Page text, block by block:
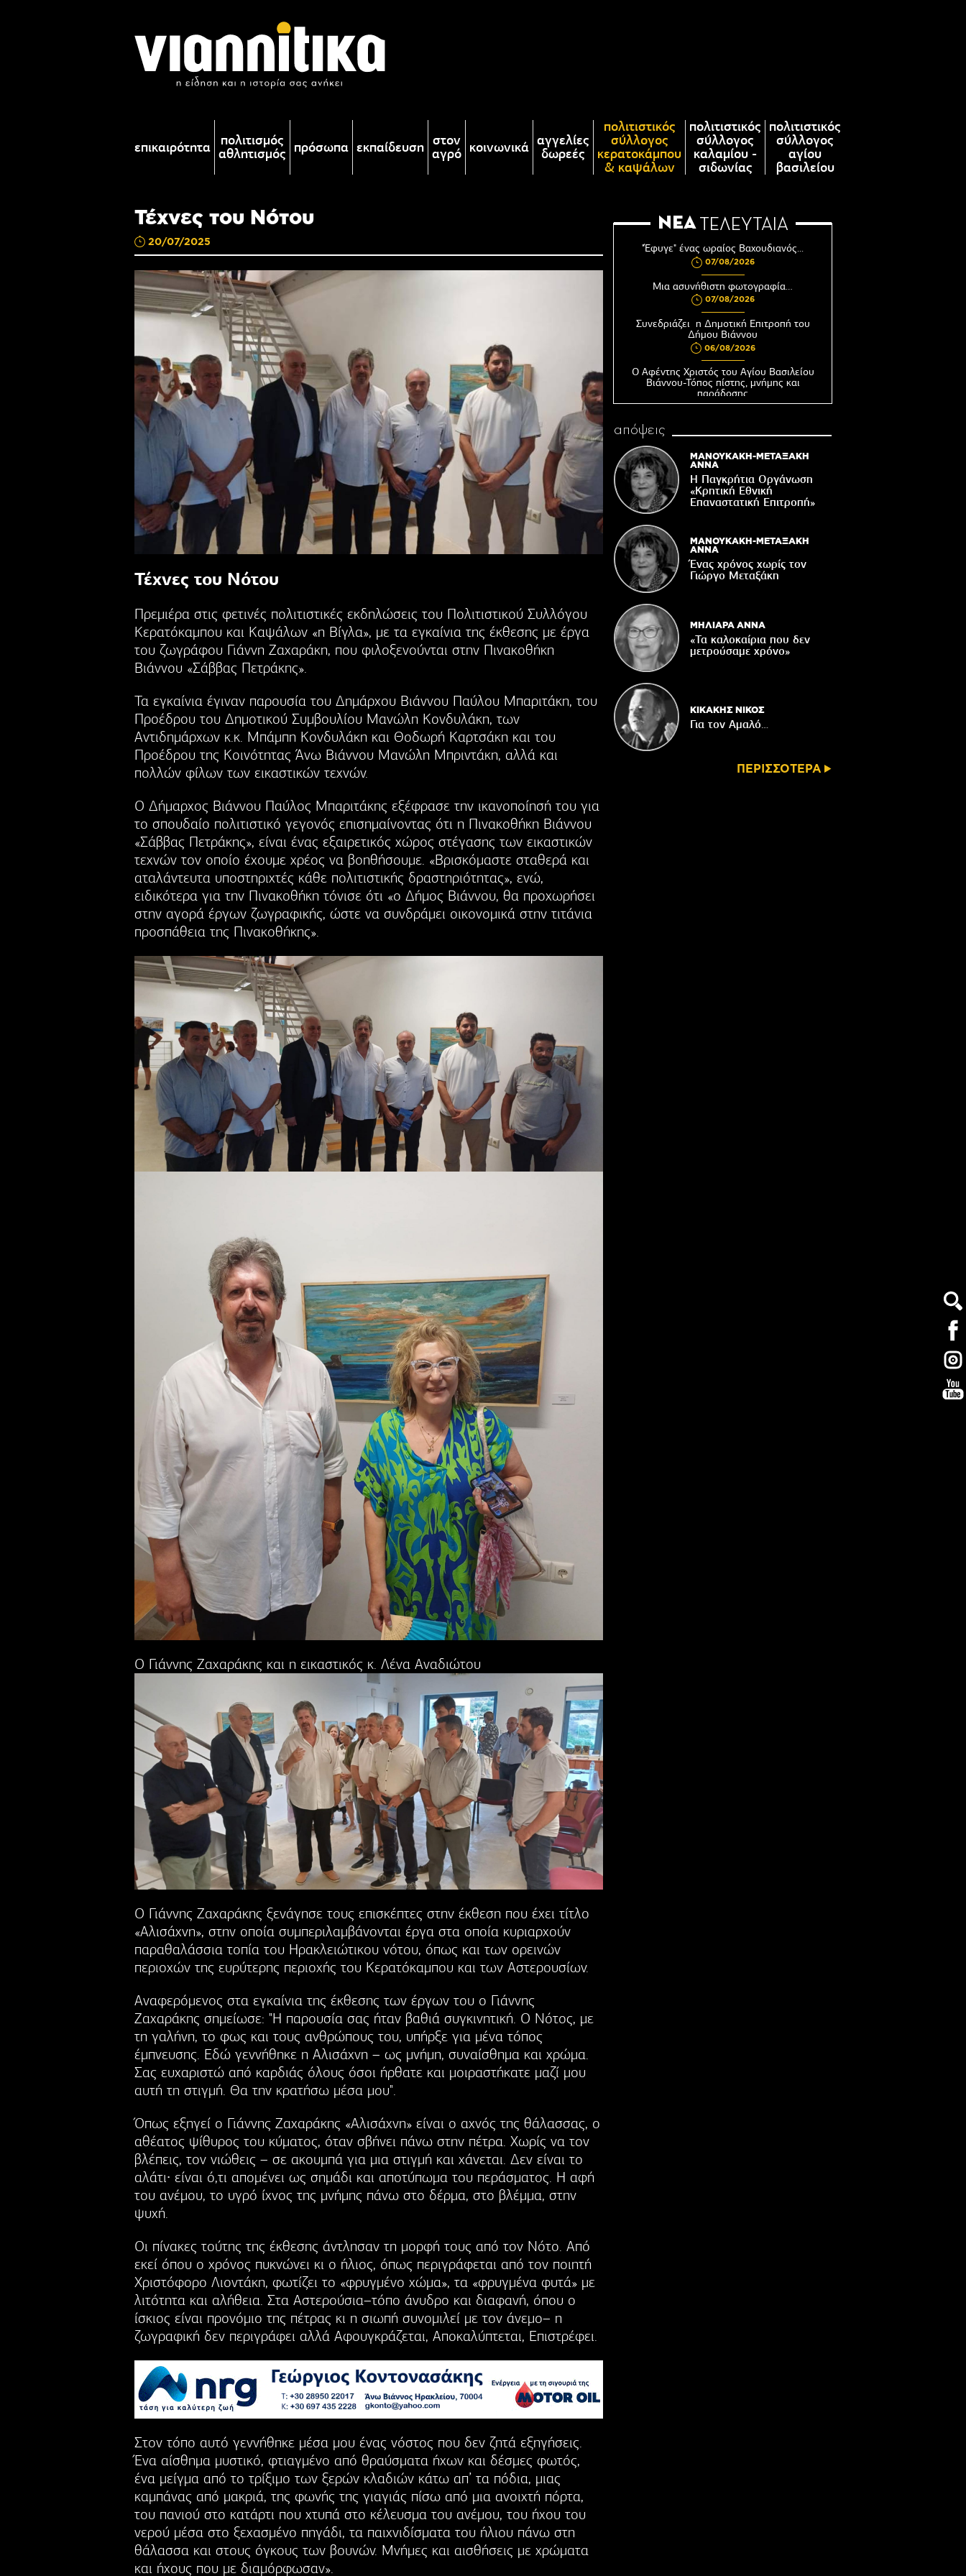
επικαιρότητα πολιτισμός
αθλητισμός πρόσωπα εκπαίδευση στον
αγρό κοινωνικά αγγελίες
δωρεές
πολιτιστικός
σύλλογος
κερατοκάμπου
& καψάλων
πολιτιστικός
σύλλογος
καλαμίου -
σιδωνίας
πολιτιστικός
σύλλογος
αγίου
βασιλείου
Τέχνες του Νότου
20/07/2025
Τέχνες του Νότου
Πρεμιέρα στις φετινές πολιτιστικές εκδηλώσεις του Πολιτιστικού Συλλόγου
Κερατόκαμπου και Καψάλων «η Βίγλα», με τα εγκαίνια της έκθεσης με έργα
του ζωγράφου Γιάννη Ζαχαράκη, που φιλοξενούνται στην Πινακοθήκη
Βιάννου «Σάββας Πετράκης».
Τα εγκαίνια έγιναν παρουσία του Δημάρχου Βιάννου Παύλου Μπαριτάκη, του
Προέδρου του Δημοτικού Συμβουλίου Μανώλη Κονδυλάκη, των
Αντιδημάρχων κ.κ. Μπάμπη Κονδυλάκη και Θοδωρή Καρτσάκη και του
Προέδρου της Κοινότητας Άνω Βιάννου Μανώλη Μπριντάκη, αλλά και
πολλών φίλων των εικαστικών τεχνών.
Ο Δήμαρχος Βιάννου Παύλος Μπαριτάκης εξέφρασε την ικανοποίησή του για
το σπουδαίο πολιτιστικό γεγονός επισημαίνοντας ότι η Πινακοθήκη Βιάννου
«Σάββας Πετράκης», είναι ένας εξαιρετικός χώρος στέγασης των εικαστικών
τεχνών τον οποίο έχουμε χρέος να βοηθήσουμε. «Βρισκόμαστε σταθερά και
αταλάντευτα υποστηριχτές κάθε πολιτιστικής δραστηριότητας», ενώ,
ειδικότερα για την Πινακοθήκη τόνισε ότι «ο Δήμος Βιάννου, θα προχωρήσει
στην αγορά έργων ζωγραφικής, ώστε να συνδράμει οικονομικά στην τιτάνια
προσπάθεια της Πινακοθήκης».
Ο Γιάννης Ζαχαράκης και η εικαστικός κ. Λένα Αναδιώτου
Ο Γιάννης Ζαχαράκης ξενάγησε τους επισκέπτες στην έκθεση που έχει τίτλο
«Αλισάχνη», στην οποία συμπεριλαμβάνονται έργα στα οποία κυριαρχούν
παραθαλάσσια τοπία του Ηρακλειώτικου νότου, όπως και των ορεινών
περιοχών της ευρύτερης περιοχής του Κερατόκαμπου και των Αστερουσίων.
Αναφερόμενος στα εγκαίνια της έκθεσης των έργων του ο Γιάννης
Ζαχαράκης σημείωσε: "Η παρουσία σας ήταν βαθιά συγκινητική. Ο Νότος, με
τη γαλήνη, το φως και τους ανθρώπους του, υπήρξε για μένα τόπος
έμπνευσης. Εδώ γεννήθηκε η Αλισάχνη – ως μνήμη, συναίσθημα και χρώμα.
Σας ευχαριστώ από καρδιάς όλους όσοι ήρθατε και μοιραστήκατε μαζί μου
αυτή τη στιγμή. Θα την κρατήσω μέσα μου".
Όπως εξηγεί ο Γιάννης Ζαχαράκης «Αλισάχνη» είναι ο αχνός της θάλασσας, ο
αθέατος ψίθυρος του κύματος, όταν σβήνει πάνω στην πέτρα. Χωρίς να τον
βλέπεις, τον νιώθεις – σε ακουμπά για μια στιγμή και χάνεται. Δεν είναι το
αλάτι∙ είναι ό,τι απομένει ως σημάδι και αποτύπωμα του περάσματος. Η αφή
του ανέμου, το υγρό ίχνος της μνήμης πάνω στο δέρμα, στο βλέμμα, στην
ψυχή.
Οι πίνακες τούτης της έκθεσης άντλησαν τη μορφή τους από τον Νότο. Από
εκεί όπου ο χρόνος πυκνώνει κι ο ήλιος, όπως περιγράφεται από τον ποιητή
Χριστόφορο Λιοντάκη, φωτίζει το «φρυγμένο χώμα», τα «φρυγμένα φυτά» με
λιτότητα και αλήθεια. Στα Αστερούσια–τόπο άνυδρο και διαφανή, όπου ο
ίσκιος είναι προνόμιο της πέτρας κι η σιωπή συνομιλεί με τον άνεμο– η
ζωγραφική δεν περιγράφει αλλά Αφουγκράζεται, Αποκαλύπτεται, Επιστρέφει.
Στον τόπο αυτό γεννήθηκε μέσα μου ένας νόστος που δεν ζητά εξηγήσεις.
Ένα αίσθημα μυστικό, φτιαγμένο από θραύσματα ήχων και δέσμες φωτός,
ένα μείγμα από το τρίξιμο των ξερών κλαδιών κάτω απ’ τα πόδια, μιας
καμπάνας από μακριά, της φωνής της γιαγιάς πίσω από μια ανοιχτή πόρτα,
του πανιού στο κατάρτι που χτυπά στο κέλευσμα του ανέμου, του ήχου του
νερού μέσα στο ξεχασμένο πηγάδι, τα παιχνιδίσματα του ήλιου πάνω στη
θάλασσα και στους όγκους των βουνών. Μνήμες και αισθήσεις με χρώματα
και ήχους που με διαμόρφωσαν».
ΝΕΑ ΤΕΛΕΥΤΑΙΑ
"Έφυγε" ένας ωραίος Βαχουδιανός...
07/08/2026
Μια ασυνήθιστη φωτογραφία…
07/08/2026
Συνεδριάζει η Δημοτική Επιτροπή του
Δήμου Βιάννου
06/08/2026
Ο Αφέντης Χριστός του Αγίου Βασιλείου
Βιάννου-Τόπος πίστης, μνήμης και
παράδοσης
06/08/2026
Ωράριο λειτουργίας του Γραφείου
06/08/2026
Η 8η Γιορτή Μπανάνας στην Άρβη με τη
στήριξη του Δήμου Βιάννου
05/08/2026
Νέος μετεωρολογικός σταθμός στον
οικισμό του Συκολόγου
05/08/2026
Κορυφώνονται οι «Τέχνες του Νότου»
απόψεις
ΜΑΝΟΥΚΑΚΗ-ΜΕΤΑΞΑΚΗ
ΑΝΝΑ
Η Παγκρήτια Οργάνωση
«Κρητική Εθνική
Επαναστατική Eπιτροπή»
ΜΑΝΟΥΚΑΚΗ-ΜΕΤΑΞΑΚΗ
ΑΝΝΑ
Ένας χρόνος χωρίς τον
Γιώργο Μεταξάκη
ΜΗΛΙΑΡΑ ΑΝΝΑ
«Τα καλοκαίρια που δεν
μετρούσαμε χρόνο»
ΚΙΚΑΚΗΣ ΝΙΚΟΣ
Για τον Αμαλό…
ΠΕΡΙΣΣΟΤΕΡΑ